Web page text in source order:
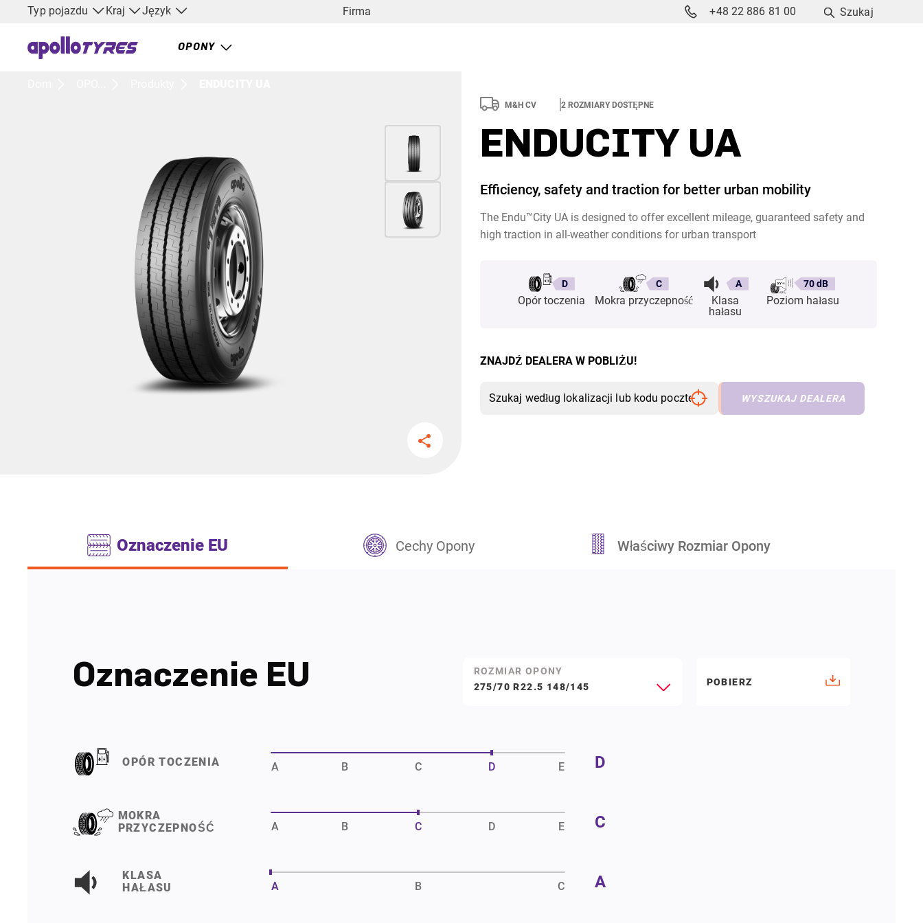
Typ pojazdu Kraj Język Firma +48 22 886 81 00 Szukaj
OPONY
M&H CV 2 ROZMIARY DOSTĘPNE
ENDUCITY UA
Efficiency, safety and traction for better urban mobility
The Endu™City UA is designed to offer excellent mileage, guaranteed safety and
high traction in all-weather conditions for urban transport
D
Opór toczenia
C
Mokra przyczepność
A
Klasa
hałasu
70 dB
Poziom hałasu
ZNAJDŹ DEALERA W POBLIŻU!
WYSZUKAJ DEALERA
Oznaczenie EU Cechy Opony Właściwy Rozmiar Opony
Oznaczenie EU
ROZMIAR OPONY
275/70 R22.5 148/145
POBIERZ
OPÓR TOCZENIA A B C D E D
MOKRA
PRZYCZEPNOŚĆ
A B C D E C
KLASA
HAŁASU
A B C A